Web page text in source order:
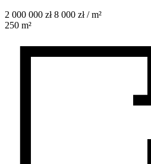
2 000 000 zł 8 000 zł / m²
250 m²